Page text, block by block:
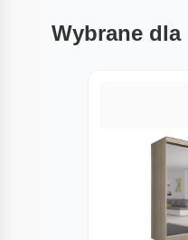
Wybrane dla